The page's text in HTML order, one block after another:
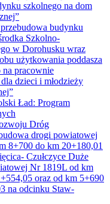
szkolnego na dom
budynku
Szkolno-
w Dorohusku wraz
użytkowania poddasza
pracownie
dzieci i młodzieży
Ład: Program
Dróg
drogi powiatowej
8+700 do km 20+180,01
Czułczyce Duże
Nr 1819L od km
oraz od km 5+690
na odcinku Staw-